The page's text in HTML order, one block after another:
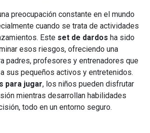
preocupación constante en el mundo
cuando se trata de actividades
Este set de dardos ha sido
esos riesgos, ofreciendo una
padres, profesores y entrenadores que
sus pequeños activos y entretenidos.
para jugar, los niños pueden disfrutar
mientras desarrollan habilidades
todo en un entorno seguro.